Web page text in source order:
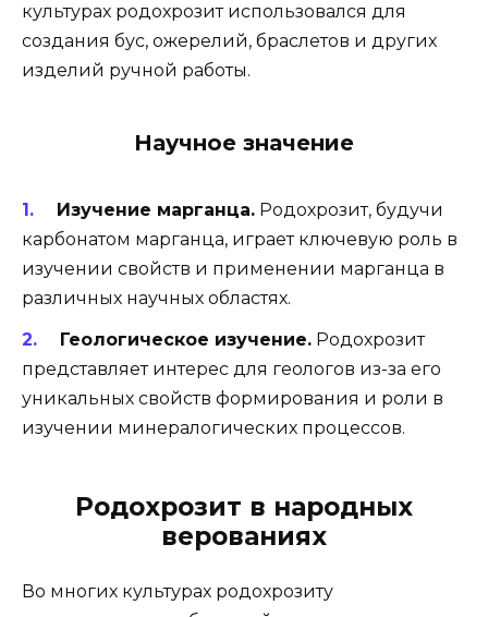
культурах родохрозит использовался для
создания бус, ожерелий, браслетов и других
изделий ручной работы.
Научное значение
Изучение марганца.Родохрозит, будучи
карбонатом марганца, играет ключевую роль в
изучении свойств и применении марганца в
различных научных областях.
Геологическое изучение.Родохрозит
представляет интерес для геологов из-за его
уникальных свойств формирования и роли в
изучении минералогических процессов.
Родохрозит в народных
верованиях
Во многих культурах родохрозиту